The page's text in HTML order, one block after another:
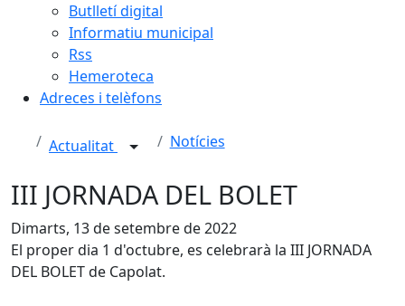
Butlletí digital
Informatiu municipal
Rss
Hemeroteca
Adreces i telèfons
Actualitat Notícies
III JORNADA DEL BOLET
Dimarts, 13 de setembre de 2022
El proper dia 1 d'octubre, es celebrarà la III JORNADA
DEL BOLET de Capolat.